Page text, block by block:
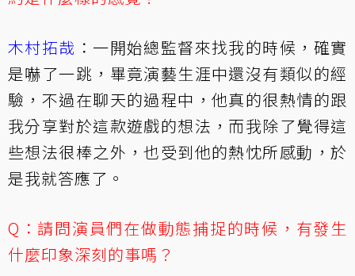
木村拓哉 ：一開始總監督來找我的時候，確實
是嚇了一跳，畢竟演藝生涯中還沒有類似的經
驗，不過在聊天的過程中，他真的很熱情的跟
我分享對於這款遊戲的想法，而我除了覺得這
些想法很棒之外，也受到他的熱忱所感動，於
是我就答應了。
Q：請問演員們在做動態捕捉的時候，有發生
什麼印象深刻的事嗎？